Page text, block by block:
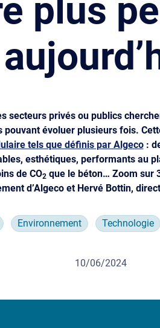
plus
secteurs privés ou publics
pouvant évoluer plusieurs fois.
tels que définis par Algeco:
esthétiques, performants au
de CO2 que le béton… Zoom sur
d’Algeco et Hervé Bottin,
Environnement Technologie
10/06/2024